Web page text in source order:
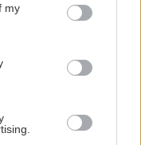
You may click to
third-party tags to
in below Google
my